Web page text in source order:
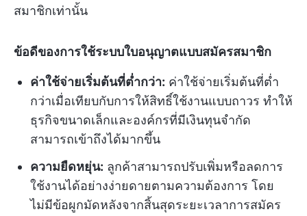
สมาชิกเท่านั้น
ข้อดีของการใช้ระบบใบอนุญาตแบบสมัครสมาชิก
ค่าใช้จ่ายเริ่มต้นที่ต่ำกว่า: ค่าใช้จ่ายเริ่มต้นที่ต่ำ
กว่าเมื่อเทียบกับการให้สิทธิ์ใช้งานแบบถาวร ทำให้
ธุรกิจขนาดเล็กและองค์กรที่มีเงินทุนจำกัด
สามารถเข้าถึงได้มากขึ้น
ความยืดหยุ่น: ลูกค้าสามารถปรับเพิ่มหรือลดการ
ใช้งานได้อย่างง่ายดายตามความต้องการ โดย
ไม่มีข้อผูกมัดหลังจากสิ้นสุดระยะเวลาการสมัคร